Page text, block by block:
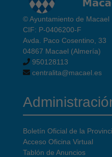
© Ayuntamiento de Macael
CIF: P-0406200-F
Avda. Paco Cosentino, 33
04867 Macael (Almería)
950128113
centralita@macael.es
Boletín Oficial de la
Acceso Oficina Virtual
Tablón de Anuncios